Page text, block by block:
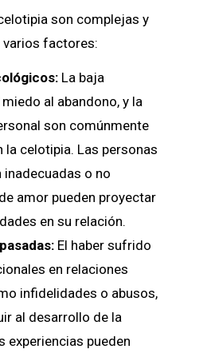
son complejas y
varios factores:
La baja
al abandono, y la
son comúnmente
la celotipia. Las personas
inadecuadas o no
amor pueden proyectar
en su relación.
El haber sufrido
en relaciones
infidelidades o abusos,
al desarrollo de la
experiencias pueden